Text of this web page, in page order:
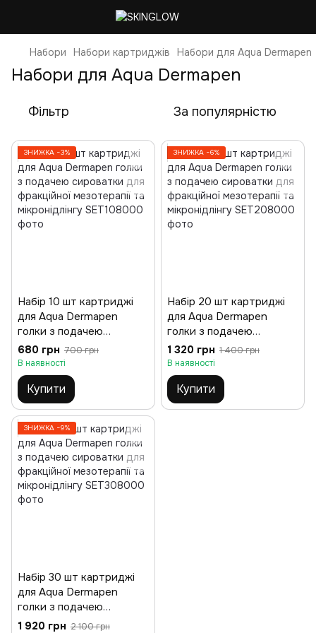
Набори Набори картриджів Набори для Aqua Dermapen
Набори для Aqua Dermapen
Фільтр За популярністю
ЗНИЖКА −3%
Набір 10 шт картриджі
для Aqua Dermapen
голки з подачею
сироватки для
фракційної мезотерапії
та мікронідлінгу
680 грн 700 грн
В наявності
Купити
ЗНИЖКА −6%
Набір 20 шт картриджі
для Aqua Dermapen
голки з подачею
сироватки для
фракційної мезотерапії
та мікронідлінгу
1 320 грн 1 400 грн
В наявності
Купити
ЗНИЖКА −9%
Набір 30 шт картриджі
для Aqua Dermapen
голки з подачею
сироватки для
1 920 грн 2 100 грн